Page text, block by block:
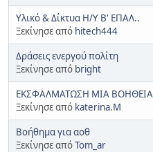
Υλικό & Δίκτυα Η/Υ Β' ΕΠΑΛ..
Ξεκίνησε από hitech444
Δράσεις ενεργού πολίτη
Ξεκίνησε από bright
ΕΚΣΦΑΛΜΑΤΩΣΗ ΜΙΑ ΒΟΗΘΕΙΑ
Ξεκίνησε από katerina.Μ
Βοήθημα για αοθ
Ξεκίνησε απόTom_ar